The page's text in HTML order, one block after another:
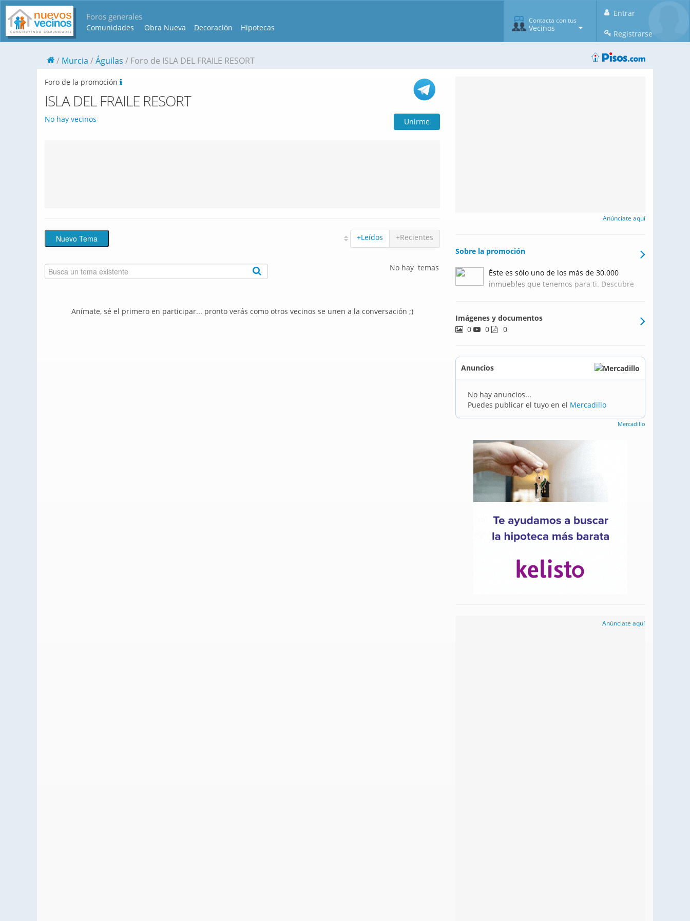
Foros generales
Comunidades Obra Nueva Decoración Hipotecas
Entrar
Registrarse
Contacta con tus
Vecinos
Murcia Águilas Foro de ISLA DEL FRAILE RESORT
Foro de la promoción
ISLA DEL FRAILE RESORT
No hay vecinos Unirme
+Leídos +Recientes
No hay temas
Anímate, sé el primero en participar... pronto verás como otros vecinos se unen a la conversación ;)
Anúnciate aquí
Sobre la promoción
Éste es sólo uno de los más de 30.000
inmuebles que tenemos para ti. Descubre
Imágenes y documentos
0
0 0
Anuncios
No hay anuncios...
Puedes publicar el tuyo en el Mercadillo
Mercadillo
Anúnciate aquí